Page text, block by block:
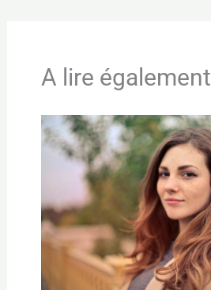
A lire également